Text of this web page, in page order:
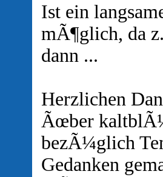
Ist ein
mÃ¶glich, da
dann ...
Herzlichen
Ãœber
bezÃ¼glich
Gedanken